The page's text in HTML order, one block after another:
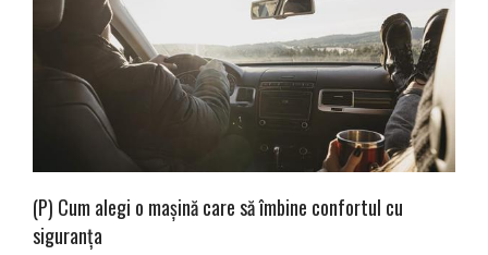
(P) Cum alegi o mașină care să îmbine confortul cu
siguranța